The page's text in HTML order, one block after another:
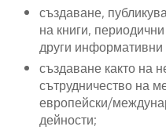
създаване,
на книги,
други
създаване както на
сътрудничество на
европейски/
дейности;